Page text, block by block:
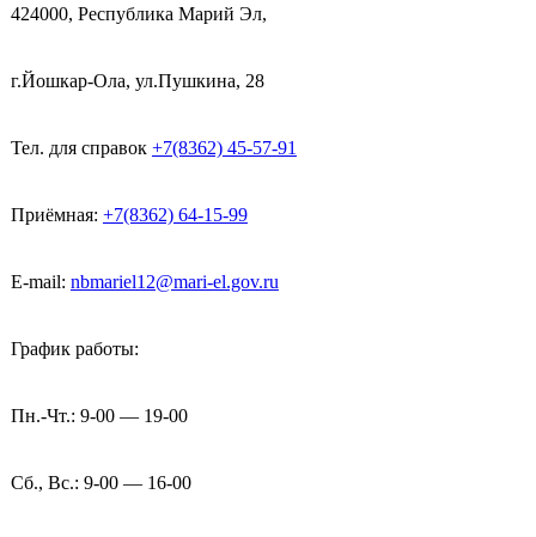
424000, Республика Марий Эл,
г.Йошкар-Ола, ул.Пушкина, 28
Тел. для справок +7(8362) 45-57-91
Приёмная: +7(8362) 64-15-99
E-mail: nbmariel12@mari-el.gov.ru
График работы:
Пн.-Чт.: 9-00 — 19-00
Сб., Вс.: 9-00 — 16-00